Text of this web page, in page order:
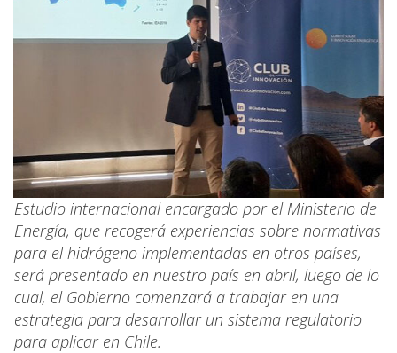
Estudio internacional encargado por el Ministerio de
Energía, que recogerá experiencias sobre normativas
para el hidrógeno implementadas en otros países,
será presentado en nuestro país en abril, luego de lo
cual, el Gobierno comenzará a trabajar en una
estrategia para desarrollar un sistema regulatorio
para aplicar en Chile.